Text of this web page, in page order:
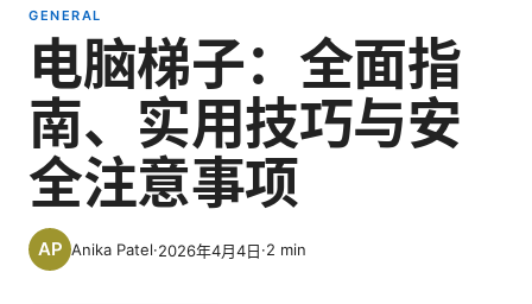
GENERAL
电脑梯子：全面指
南、实用技巧与安
全注意事项
Anika Patel·2026年4月4日·2 min